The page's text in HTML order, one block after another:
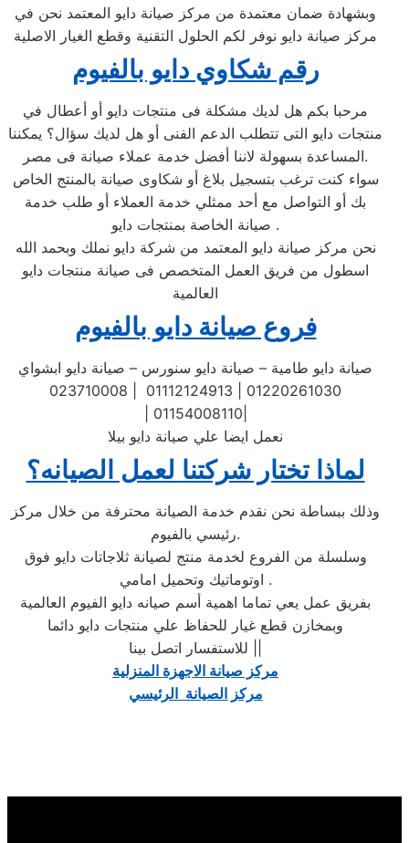
وبشهادة ضمان معتمدة من مركز صيانة دايو المعتمد نحن في
مركز صيانة دايو نوفر لكم الحلول التقنية وقطع الغيار الاصلية
رقم شكاوي دايو بالفيوم
مرحبا بكم هل لديك مشكلة فى منتجات دايو أو أعطال في
منتجات دايو التى تتطلب الدعم الفنى أو هل لديك سؤال؟ يمكننا
المساعدة بسهولة لاننا أفضل خدمة عملاء صيانة فى مصر.
سواء كنت ترغب بتسجيل بلاغ أو شكاوى صيانة بالمنتج الخاص
بك أو التواصل مع أحد ممثلي خدمة العملاء أو طلب خدمة
صيانة الخاصة بمنتجات دايو .
نحن مركز صيانة دايو المعتمد من شركة دايو نملك وبحمد الله
اسطول من فريق العمل المتخصص فى صيانة منتجات دايو
العالمية
فروع صيانة دايو بالفيوم
صيانة دايو طامية – صيانة دايو سنورس – صيانة دايو ابشواي
023710008 | 01112124913 | 01220261030
| 01154008110|
نعمل ايضا علي صيانة دايو بيلا
لماذا تختار شركتنا لعمل الصيانه؟
وذلك ببساطة نحن نقدم خدمة الصيانة محترفة من خلال مركز
رئيسي بالفيوم.
وسلسلة من الفروع لخدمة منتج لصيانة ثلاجاتات دايو فوق
اوتوماتيك وتحميل امامي .
بفريق عمل يعي تماما اهمية أسم صيانه دايو الفيوم العالمية
وبمخازن قطع غيار للحفاظ علي منتجات دايو دائما
مركز صيانة الاجهزة المنزلية
مركز الصيانة الرئيسي